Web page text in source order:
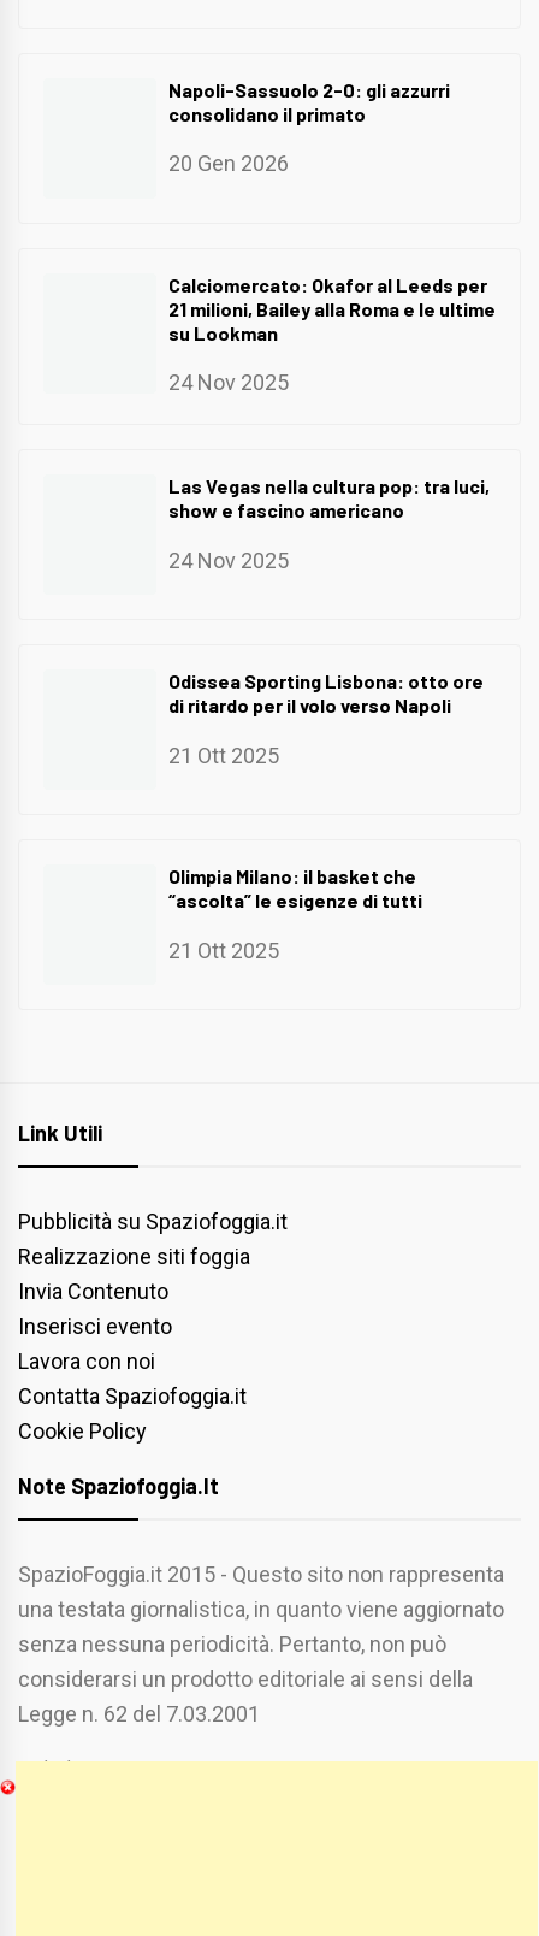
Napoli-Sassuolo 2-0: gli azzurri
consolidano il primato
20 Gen 2026
Calciomercato: Okafor al Leeds per
21 milioni, Bailey alla Roma e le ultime
su Lookman
24 Nov 2025
Las Vegas nella cultura pop: tra luci,
show e fascino americano
24 Nov 2025
Odissea Sporting Lisbona: otto ore
di ritardo per il volo verso Napoli
21 Ott 2025
Olimpia Milano: il basket che
“ascolta” le esigenze di tutti
21 Ott 2025
Link Utili
Pubblicità su Spaziofoggia.it
Realizzazione siti foggia
Invia Contenuto
Inserisci evento
Lavora con noi
Contatta Spaziofoggia.it
Cookie Policy
Note Spaziofoggia.it
SpazioFoggia.it 2015 - Questo sito non rappresenta
una testata giornalistica, in quanto viene aggiornato
senza nessuna periodicità. Pertanto, non può
considerarsi un prodotto editoriale ai sensi della
Legge n. 62 del 7.03.2001
Chi Siamo